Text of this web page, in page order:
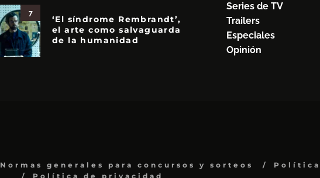
7
‘El síndrome Rembrandt’,
el arte como salvaguarda
de la humanidad
Series de TV
Trailers
Especiales
Opinión
Normas generales para concursos y sorteos
Política
Política de privacidad